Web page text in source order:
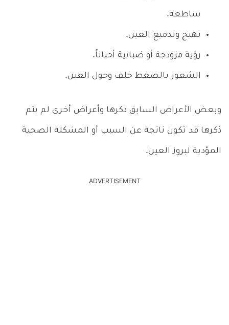
ساطعة.
تهيج وتدميع العين.
رؤية مزودجة أو ضبابية أحياناً.
الشعور بالضغط خلف وحول العين.
وبعض الأعراض السابق ذكرها وأعراض أخرى لم يتم
ذكرها قد تكون ناتجة عن السبب أو المشكلة الصحية
المؤدية لبروز العين.
ADVERTISEMENT